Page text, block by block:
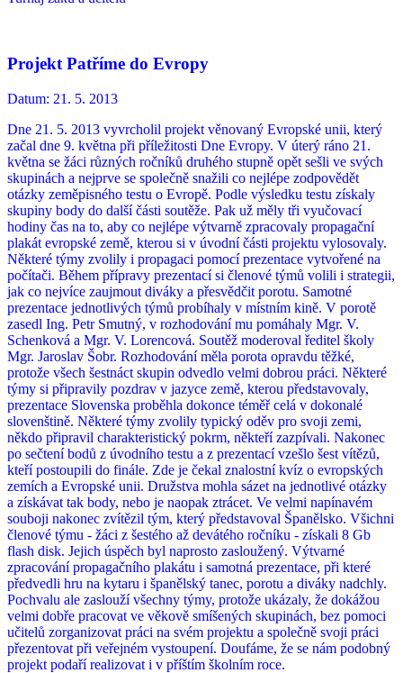
Projekt Patříme do Evropy
Datum: 21. 5. 2013
Dne 21. 5. 2013 vyvrcholil projekt věnovaný Evropské unii, který
začal dne 9. května při příležitosti Dne Evropy. V úterý ráno 21.
května se žáci různých ročníků druhého stupně opět sešli ve svých
skupinách a nejprve se společně snažili co nejlépe zodpovědět
otázky zeměpisného testu o Evropě. Podle výsledku testu získaly
skupiny body do další části soutěže. Pak už měly tři vyučovací
hodiny čas na to, aby co nejlépe výtvarně zpracovaly propagační
plakát evropské země, kterou si v úvodní části projektu vylosovaly.
Některé týmy zvolily i propagaci pomocí prezentace vytvořené na
počítači. Během přípravy prezentací si členové týmů volili i strategii,
jak co nejvíce zaujmout diváky a přesvědčit porotu. Samotné
prezentace jednotlivých týmů probíhaly v místním kině. V porotě
zasedl Ing. Petr Smutný, v rozhodování mu pomáhaly Mgr. V.
Schenková a Mgr. V. Lorencová. Soutěž moderoval ředitel školy
Mgr. Jaroslav Šobr. Rozhodování měla porota opravdu těžké,
protože všech šestnáct skupin odvedlo velmi dobrou práci. Některé
týmy si připravily pozdrav v jazyce země, kterou představovaly,
prezentace Slovenska proběhla dokonce téměř celá v dokonalé
slovenštině. Některé týmy zvolily typický oděv pro svoji zemi,
někdo připravil charakteristický pokrm, někteří zazpívali. Nakonec
po sečtení bodů z úvodního testu a z prezentací vzešlo šest vítězů,
kteří postoupili do finále. Zde je čekal znalostní kvíz o evropských
zemích a Evropské unii. Družstva mohla sázet na jednotlivé otázky
a získávat tak body, nebo je naopak ztrácet. Ve velmi napínavém
souboji nakonec zvítězil tým, který představoval Španělsko. Všichni
členové týmu - žáci z šestého až devátého ročníku - získali 8 Gb
flash disk. Jejich úspěch byl naprosto zasloužený. Výtvarné
zpracování propagačního plakátu i samotná prezentace, při které
předvedli hru na kytaru i španělský tanec, porotu a diváky nadchly.
Pochvalu ale zaslouží všechny týmy, protože ukázaly, že dokážou
velmi dobře pracovat ve věkově smíšených skupinách, bez pomoci
učitelů zorganizovat práci na svém projektu a společně svoji práci
přezentovat při veřejném vystoupení. Doufáme, že se nám podobný
projekt podaří realizovat i v příštím školním roce.